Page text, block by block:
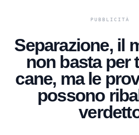
Separazione, il
non basta per
cane, ma le
possono